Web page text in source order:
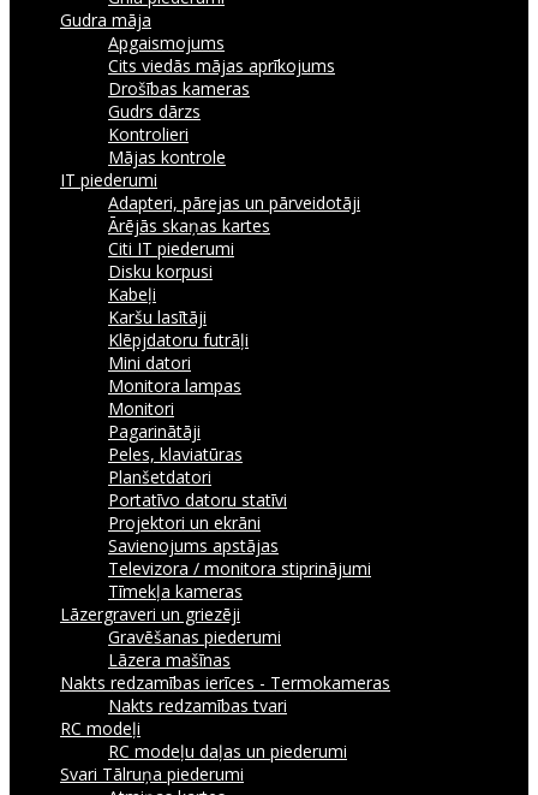
Gudra māja
Apgaismojums
Cits viedās mājas aprīkojums
Drošības kameras
Gudrs dārzs
Kontrolieri
Mājas kontrole
IT piederumi
Adapteri, pārejas un pārveidotāji
Ārējās skaņas kartes
Citi IT piederumi
Disku korpusi
Kabeļi
Karšu lasītāji
Klēpjdatoru futrāļi
Mini datori
Monitora lampas
Monitori
Pagarinātāji
Peles, klaviatūras
Planšetdatori
Portatīvo datoru statīvi
Projektori un ekrāni
Savienojums apstājas
Televizora / monitora stiprinājumi
Tīmekļa kameras
Lāzergraveri un griezēji
Gravēšanas piederumi
Lāzera mašīnas
Nakts redzamības ierīces - Termokameras
Nakts redzamības tvari
RC modeļi
RC modeļu daļas un piederumi
Svari Tālruņa piederumi